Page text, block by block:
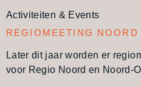
Activiteiten & Events
REGIOMEETING
Later dit jaar worden er
voor Regio Noord en Noord-